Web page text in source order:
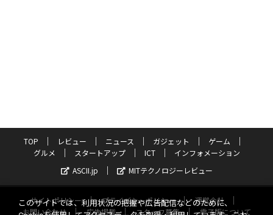
TOP レビュー ニュース ガジェット
ゲーム
グルメ
スタートアップ ICT
インフォメーション
ASCII.jp
MITテクノロジーレビュー
サイトポリシー プライバシーポリシー
運営会社
お問い合わせ
広告掲載 スタッフ募集 電子版について
このサイトでは、利用状況の把握や広告配信などのために、